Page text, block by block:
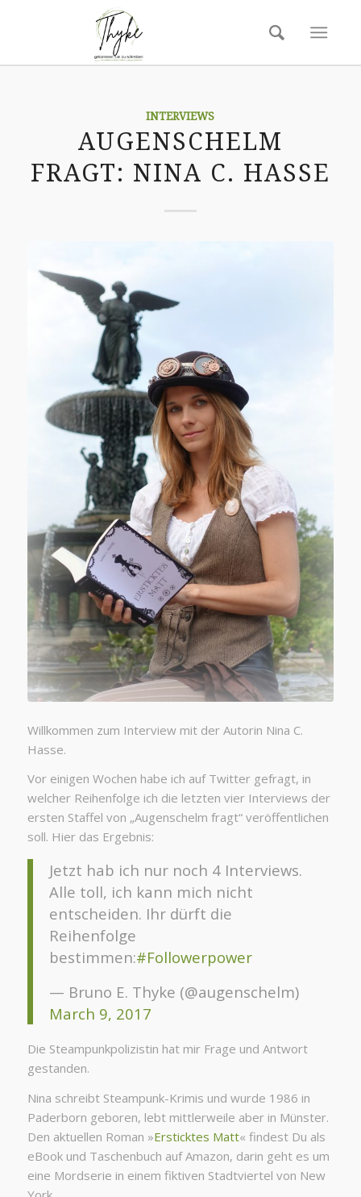
INTERVIEWS
AUGENSCHELM
FRAGT: NINA C. HASSE
Willkommen zum Interview mit der Autorin Nina C.
Hasse.
Vor einigen Wochen habe ich auf Twitter gefragt, in
welcher Reihenfolge ich die letzten vier Interviews der
ersten Staffel von „Augenschelm fragt“ veröffentlichen
soll. Hier das Ergebnis:
Jetzt hab ich nur noch 4 Interviews.
Alle toll, ich kann mich nicht
entscheiden. Ihr dürft die
Reihenfolge
bestimmen:#Followerpower
— Bruno E. Thyke (@augenschelm)
March 9, 2017
Die Steampunkpolizistin hat mir Frage und Antwort
gestanden.
Nina schreibt Steampunk-Krimis und wurde 1986 in
Paderborn geboren, lebt mittlerweile aber in Münster.
Den aktuellen Roman »Ersticktes Matt« findest Du als
eBook und Taschenbuch auf Amazon, darin geht es um
eine Mordserie in einem fiktiven Stadtviertel von New